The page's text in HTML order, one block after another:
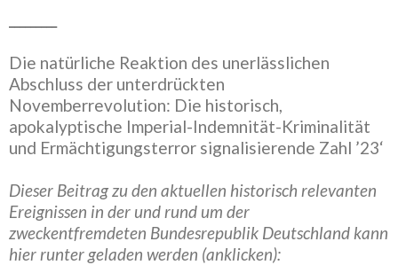
Die natürliche Reaktion des unerlässlichen
Abschluss der unterdrückten
Novemberrevolution: Die historisch,
apokalyptische Imperial-Indemnität-Kriminalität
und Ermächtigungsterror signalisierende Zahl ’23‘
Dieser Beitrag zu den aktuellen historisch relevanten
Ereignissen in der und rund um der
zweckentfremdeten Bundesrepublik Deutschland kann
hier runter geladen werden (anklicken):